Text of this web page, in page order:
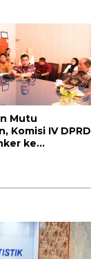
Mutu
Komisi IV DPRD
ke